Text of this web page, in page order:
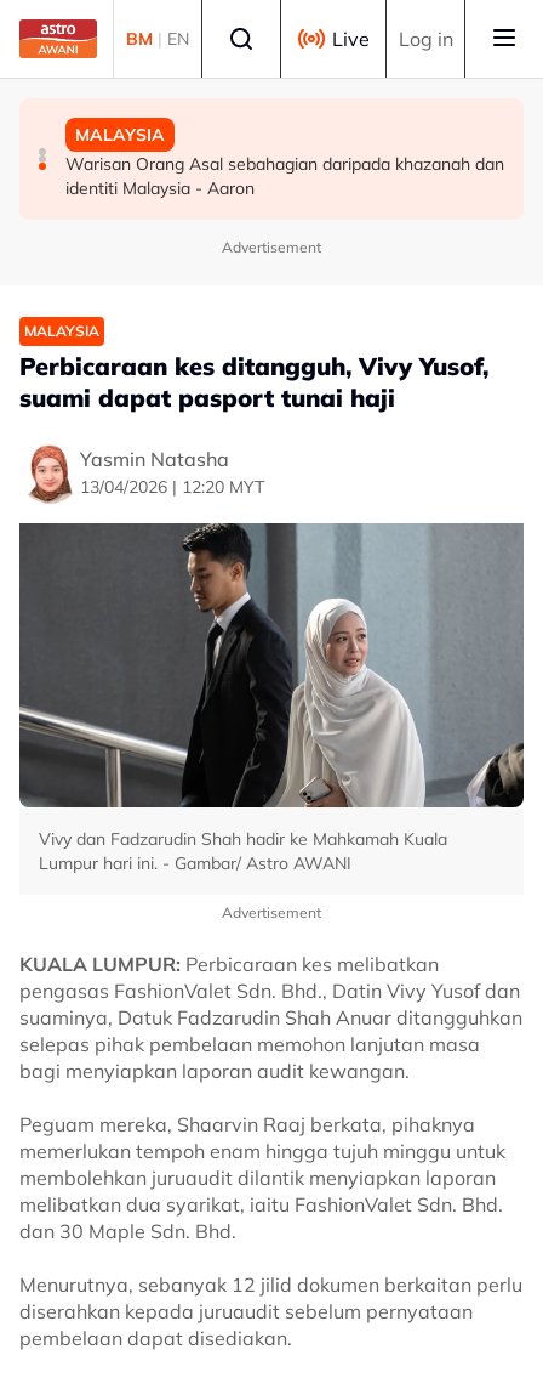
Skip to main content
BM | EN Live Log in
MALAYSIA
Kerajaan sasar bina 1,000 Taman Rekreasi MADANI
menjelang 2035
MALAYSIA
Calon terpilih PLKN 3.0 Siri 4 dimaklumkan melalui SMS,
semakan bermula esok
MALAYSIA
Warisan Orang Asal sebahagian daripada khazanah dan
identiti Malaysia - Aaron
Advertisement
MALAYSIA
Perbicaraan kes ditangguh, Vivy Yusof,
suami dapat pasport tunai haji
Yasmin Natasha
13/04/2026 | 12:20 MYT
Vivy dan Fadzarudin Shah hadir ke Mahkamah Kuala
Lumpur hari ini. - Gambar/ Astro AWANI
Advertisement
KUALA LUMPUR: Perbicaraan kes melibatkan
pengasas FashionValet Sdn. Bhd., Datin Vivy Yusof dan
suaminya, Datuk Fadzarudin Shah Anuar ditangguhkan
selepas pihak pembelaan memohon lanjutan masa
bagi menyiapkan laporan audit kewangan.
Peguam mereka, Shaarvin Raaj berkata, pihaknya
memerlukan tempoh enam hingga tujuh minggu untuk
membolehkan juruaudit dilantik menyiapkan laporan
melibatkan dua syarikat, iaitu FashionValet Sdn. Bhd.
dan 30 Maple Sdn. Bhd.
Menurutnya, sebanyak 12 jilid dokumen berkaitan perlu
diserahkan kepada juruaudit sebelum pernyataan
pembelaan dapat disediakan.